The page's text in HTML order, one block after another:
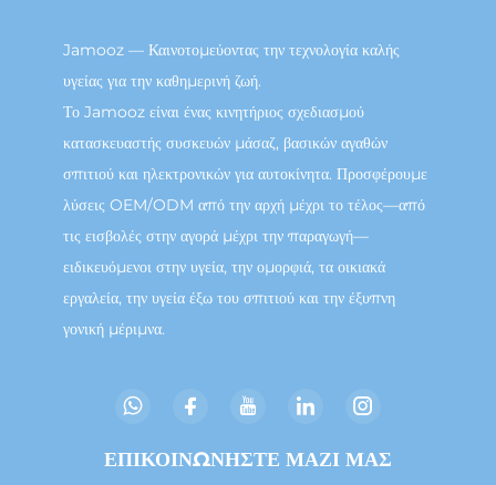
Jamooz — Καινοτομεύοντας την τεχνολογία καλής
υγείας για την καθημερινή ζωή.
Το Jamooz είναι ένας κινητήριος σχεδιασμού
κατασκευαστής συσκευών μάσαζ, βασικών αγαθών
σπιτιού και ηλεκτρονικών για αυτοκίνητα. Προσφέρουμε
λύσεις OEM/ODM από την αρχή μέχρι το τέλος—από
τις εισβολές στην αγορά μέχρι την παραγωγή—
ειδικευόμενοι στην υγεία, την ομορφιά, τα οικιακά
εργαλεία, την υγεία έξω του σπιτιού και την έξυπνη
γονική μέριμνα.
ΕΠΙΚΟΙΝΩΝΗΣΤΕ ΜΑΖΙ ΜΑΣ